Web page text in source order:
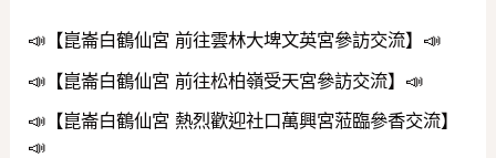
📣【崑崙白鶴仙宮 前往雲林大埤文英宮參訪交流】📣
📣【崑崙白鶴仙宮 前往松柏嶺受天宮參訪交流】📣
📣【崑崙白鶴仙宮 熱烈歡迎社口萬興宮蒞臨參香交流】
📣